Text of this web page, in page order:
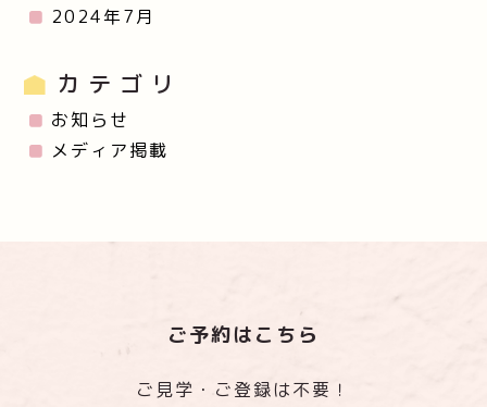
2024年7月
カテゴリ
お知らせ
メディア掲載
ご予約はこちら
ご見学・ご登録は不要！